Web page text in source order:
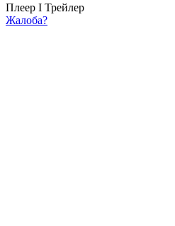
Плеер I Трейлер
Жалоба?